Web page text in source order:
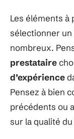
Les éléments à
sélectionner un
nombreux.
prestataire
d’expérience
Pensez à bien
précédents ou
sur la qualité